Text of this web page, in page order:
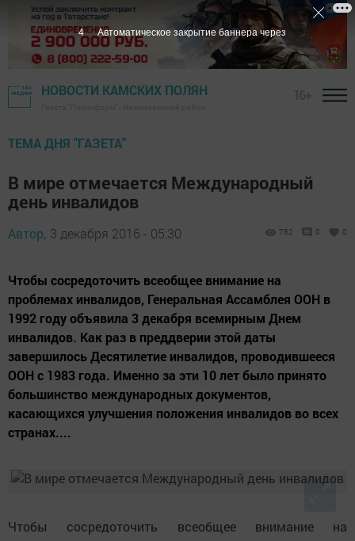
НОВОСТИ КАМСКИХ ПОЛЯН
ТЕМА ДНЯ "ГАЗЕТА"
В мире отмечается Международный
день инвалидов
Автор, 3 декабря 2016 - 05:30 782 0 0
Чтобы сосредоточить всеобщее внимание на
проблемах инвалидов, Генеральная Ассамблея ООН в
1992 году объявила 3 декабря всемирным Днем
инвалидов. Как раз в преддверии этой даты
завершилось Десятилетие инвалидов, проводившееся
ООН с 1983 года. Именно за эти 10 лет было принято
большинство международных документов,
касающихся улучшения положения инвалидов во всех
странах....
Чтобы сосредоточить всеобщее внимание на
3 Автоматическое закрытие баннера через